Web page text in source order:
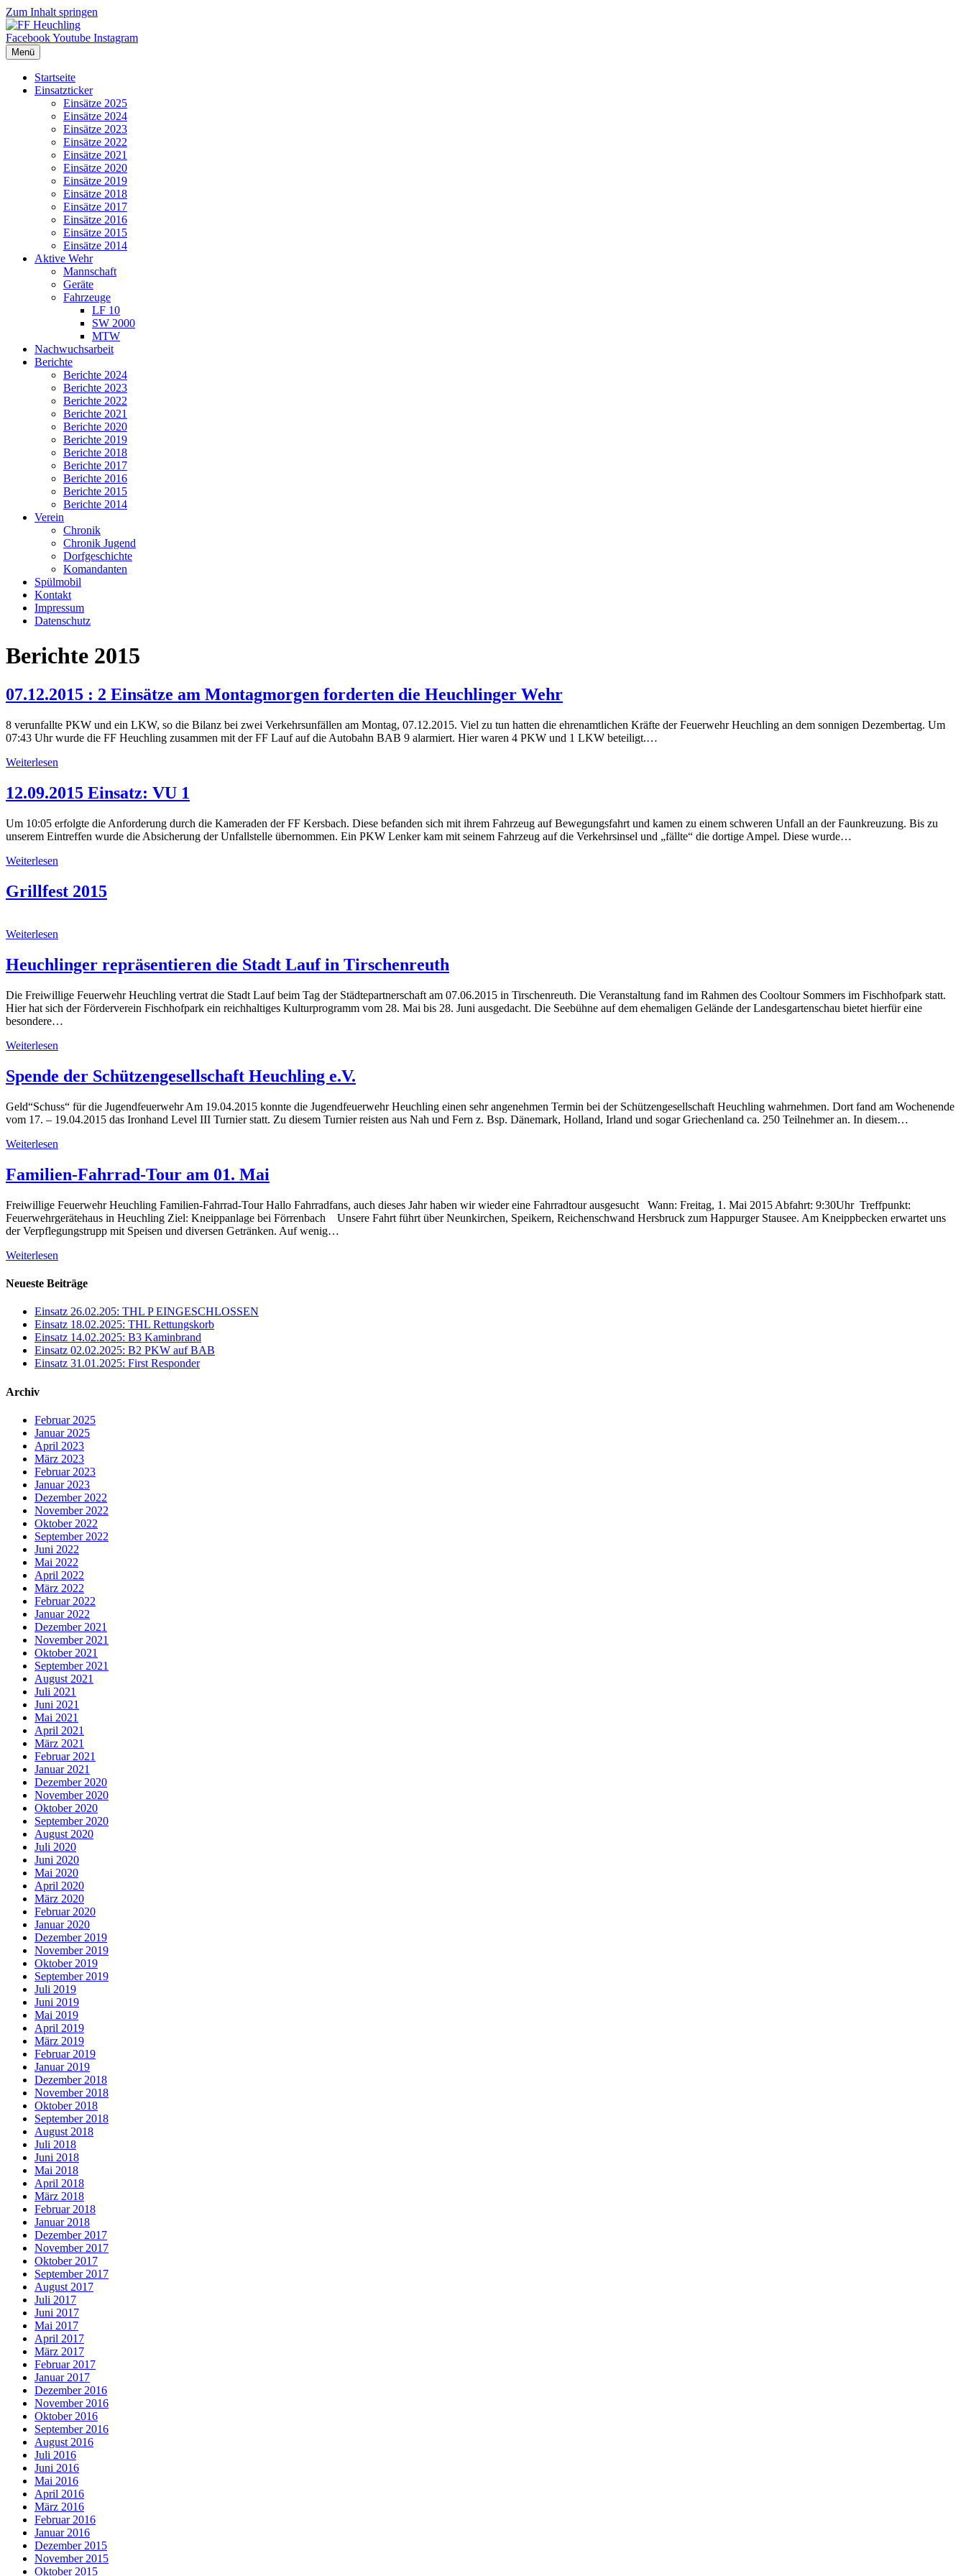
Zum Inhalt springen
FacebookYoutube Instagram
Menü
Startseite
Einsatzticker
Einsätze 2025
Einsätze 2024
Einsätze 2023
Einsätze 2022
Einsätze 2021
Einsätze 2020
Einsätze 2019
Einsätze 2018
Einsätze 2017
Einsätze 2016
Einsätze 2015
Einsätze 2014
Aktive Wehr
Mannschaft
Geräte
Fahrzeuge
LF 10
SW 2000
MTW
Nachwuchsarbeit
Berichte
Berichte 2024
Berichte 2023
Berichte 2022
Berichte 2021
Berichte 2020
Berichte 2019
Berichte 2018
Berichte 2017
Berichte 2016
Berichte 2015
Berichte 2014
Verein
Chronik
Chronik Jugend
Dorfgeschichte
Komandanten
Spülmobil
Kontakt
Impressum
Datenschutz
Berichte 2015
07.12.2015 : 2 Einsätze am Montagmorgen forderten die Heuchlinger Wehr
8 verunfallte PKW und ein LKW, so die Bilanz bei zwei Verkehrsunfällen am Montag, 07.12.2015. Viel zu tun hatten die ehrenamtlichen Kräfte der Feuerwehr Heuchling an dem sonnigen Dezembertag. Um
07:43 Uhr wurde die FF Heuchling zusammen mit der FF Lauf auf die Autobahn BAB 9 alarmiert. Hier waren 4 PKW und 1 LKW beteiligt.…
Weiterlesen
12.09.2015 Einsatz: VU 1
Um 10:05 erfolgte die Anforderung durch die Kameraden der FF Kersbach. Diese befanden sich mit ihrem Fahrzeug auf Bewegungsfahrt und kamen zu einem schweren Unfall an der Faunkreuzung. Bis zu
unserem Eintreffen wurde die Absicherung der Unfallstelle übernommen. Ein PKW Lenker kam mit seinem Fahrzeug auf die Verkehrsinsel und „fällte“ die dortige Ampel. Diese wurde…
Weiterlesen
Grillfest 2015
Weiterlesen
Heuchlinger repräsentieren die Stadt Lauf in Tirschenreuth
Die Freiwillige Feuerwehr Heuchling vertrat die Stadt Lauf beim Tag der Städtepartnerschaft am 07.06.2015 in Tirschenreuth. Die Veranstaltung fand im Rahmen des Cooltour Sommers im Fischhofpark statt.
Hier hat sich der Förderverein Fischhofpark ein reichhaltiges Kulturprogramm vom 28. Mai bis 28. Juni ausgedacht. Die Seebühne auf dem ehemaligen Gelände der Landesgartenschau bietet hierfür eine
besondere…
Weiterlesen
Spende der Schützengesellschaft Heuchling e.V.
Geld“Schuss“ für die Jugendfeuerwehr Am 19.04.2015 konnte die Jugendfeuerwehr Heuchling einen sehr angenehmen Termin bei der Schützengesellschaft Heuchling wahrnehmen. Dort fand am Wochenende
vom 17. – 19.04.2015 das Ironhand Level III Turnier statt. Zu diesem Turnier reisten aus Nah und Fern z. Bsp. Dänemark, Holland, Irland und sogar Griechenland ca. 250 Teilnehmer an. In diesem…
Weiterlesen
Familien-Fahrrad-Tour am 01. Mai
Freiwillige Feuerwehr Heuchling Familien-Fahrrad-Tour Hallo Fahrradfans, auch dieses Jahr haben wir wieder eine Fahrradtour ausgesucht Wann:​ Freitag, 1. Mai 2015 Abfahrt:​ 9:30Uhr Treffpunkt:
Feuerwehrgerätehaus in Heuchling Ziel:​ Kneippanlage bei Förrenbach Unsere Fahrt führt über Neunkirchen, Speikern, Reichenschwand Hersbruck zum Happurger Stausee. Am Kneippbecken erwartet uns
der Verpflegungstrupp mit Speisen und diversen Getränken. Auf wenig…
Weiterlesen
Neueste Beiträge
Einsatz 26.02.205: THL P EINGESCHLOSSEN
Einsatz 18.02.2025: THL Rettungskorb
Einsatz 14.02.2025: B3 Kaminbrand
Einsatz 02.02.2025: B2 PKW auf BAB
Einsatz 31.01.2025: First Responder
Archiv
Februar 2025
Januar 2025
April 2023
März 2023
Februar 2023
Januar 2023
Dezember 2022
November 2022
Oktober 2022
September 2022
Juni 2022
Mai 2022
April 2022
März 2022
Februar 2022
Januar 2022
Dezember 2021
November 2021
Oktober 2021
September 2021
August 2021
Juli 2021
Juni 2021
Mai 2021
April 2021
März 2021
Februar 2021
Januar 2021
Dezember 2020
November 2020
Oktober 2020
September 2020
August 2020
Juli 2020
Juni 2020
Mai 2020
April 2020
März 2020
Februar 2020
Januar 2020
Dezember 2019
November 2019
Oktober 2019
September 2019
Juli 2019
Juni 2019
Mai 2019
April 2019
März 2019
Februar 2019
Januar 2019
Dezember 2018
November 2018
Oktober 2018
September 2018
August 2018
Juli 2018
Juni 2018
Mai 2018
April 2018
März 2018
Februar 2018
Januar 2018
Dezember 2017
November 2017
Oktober 2017
September 2017
August 2017
Juli 2017
Juni 2017
Mai 2017
April 2017
März 2017
Februar 2017
Januar 2017
Dezember 2016
November 2016
Oktober 2016
September 2016
August 2016
Juli 2016
Juni 2016
Mai 2016
April 2016
März 2016
Februar 2016
Januar 2016
Dezember 2015
November 2015
Oktober 2015